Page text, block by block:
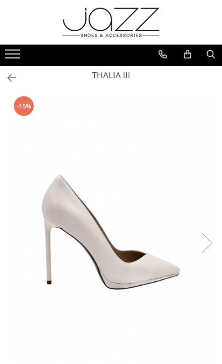
Pantofi cu toc
Pantofi flats
Sport couture
Sandale cu toc
Sandale flats
THALIA III
-15%